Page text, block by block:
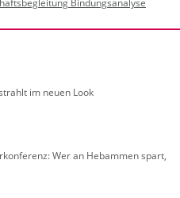
im neuen Look
Wer an Heb­am­men spart,